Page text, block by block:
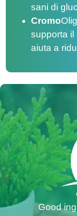
sani di
Cromo
supporta il
aiuta a
Good